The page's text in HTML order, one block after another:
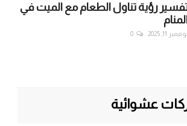
رؤية تناول الطعام مع الميت في
المنام
نوفمبر 11, 2025 0
عشوائية